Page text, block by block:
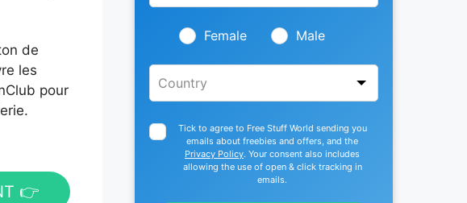
de
les
pour
👉
blank
Female Male
Tick to agree to Free Stuff World sending you
emails about freebies and offers, and the
Privacy Policy. Your consent also includes
allowing the use of open & click tracking in
emails.